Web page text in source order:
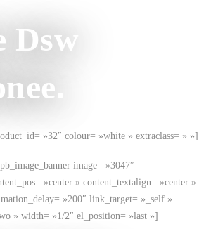
Dsw
»32″ colour= »white » extraclass= » »]
image= »3047″
»center » content_textalign= »center »
»200″ link_target= »_self »
» width= »1/2″ el_position= »last »]